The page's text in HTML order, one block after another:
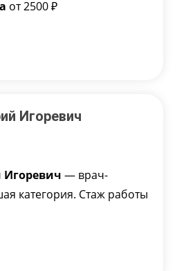
от 2500 ₽
Игоревич
— врач-
категория. Стаж работы